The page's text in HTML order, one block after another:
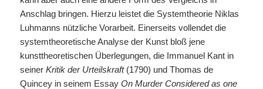
Anschlag bringen. Hierzu leistet die Systemtheorie Niklas
Luhmanns nützliche Vorarbeit. Einerseits vollendet die
systemtheoretische Analyse der Kunst bloß jene
kunsttheoretischen Überlegungen, die Immanuel Kant in
seinerKritik der Urteilskraft(1790) und Thomas de
Quincey in seinem EssayOn Murder Considered as one